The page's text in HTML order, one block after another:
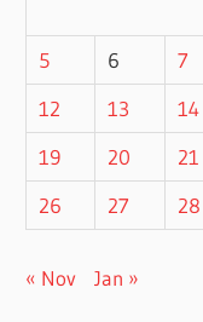
5
6 7
12
13 14
19
20 21
26
27 28
« Nov Jan »